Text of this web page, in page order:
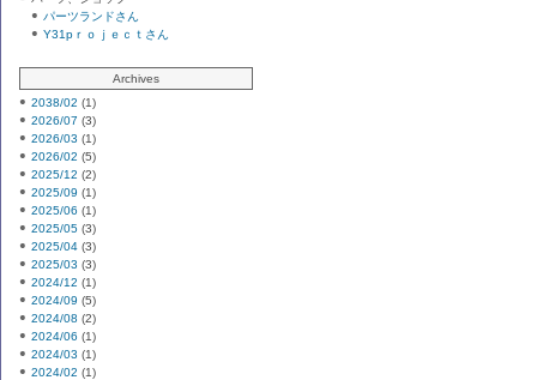
パーツランドさん
Y31pｒｏｊｅｃｔさん
Archives
2038/02 (1)
2026/07 (3)
2026/03 (1)
2026/02 (5)
2025/12 (2)
2025/09 (1)
2025/06 (1)
2025/05 (3)
2025/04 (3)
2025/03 (3)
2024/12 (1)
2024/09 (5)
2024/08 (2)
2024/06 (1)
2024/03 (1)
2024/02 (1)